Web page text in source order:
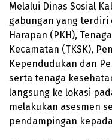
Melalui Dinas Sosial
gabungan yang terdiri
Harapan (PKH),
Kecamatan (TKSK),
Kependudukan dan
serta tenaga
langsung ke lokasi
melakukan asesmen
pendampingan